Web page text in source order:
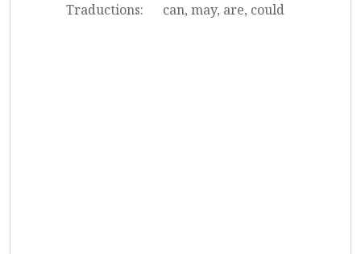
Traductions:
can, may, are, could